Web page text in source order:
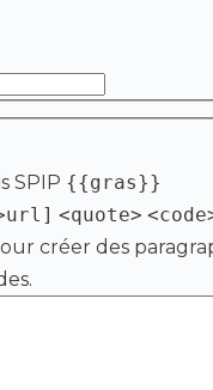
SPIP {{gras}}
<quote>
créer des